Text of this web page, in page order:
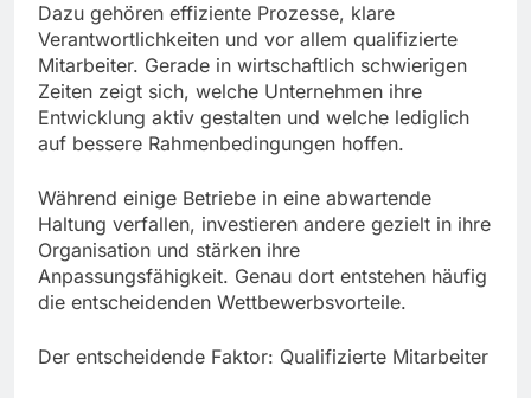
Dazu gehören effiziente Prozesse, klare
Verantwortlichkeiten und vor allem qualifizierte
Mitarbeiter. Gerade in wirtschaftlich schwierigen
Zeiten zeigt sich, welche Unternehmen ihre
Entwicklung aktiv gestalten und welche lediglich
auf bessere Rahmenbedingungen hoffen.
Während einige Betriebe in eine abwartende
Haltung verfallen, investieren andere gezielt in ihre
Organisation und stärken ihre
Anpassungsfähigkeit. Genau dort entstehen häufig
die entscheidenden Wettbewerbsvorteile.
Der entscheidende Faktor: Qualifizierte Mitarbeiter